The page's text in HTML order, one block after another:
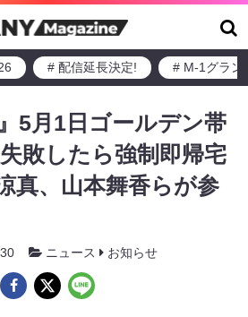
# 配信延長決定! # M-1グラン
5月1日ゴールデン帯
敗したら強制即帰宅
真、山本舞香らが参
ニュース お知らせ